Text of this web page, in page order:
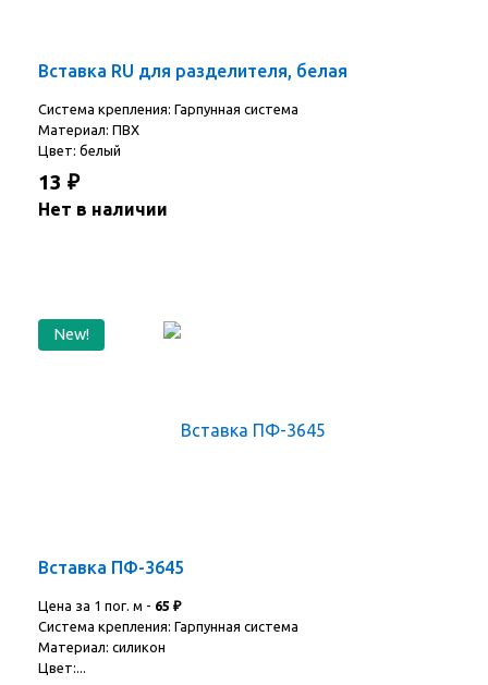
Вставка RU для разделителя, белая
Система крепления: Гарпунная система
Материал: ПВХ
Цвет: белый
13 ₽
Нет в наличии
Вставка ПФ-3645
Цена за 1 пог. м - 65 ₽
Система крепления: Гарпунная система
Материал: силикон
Цвет:...
New!